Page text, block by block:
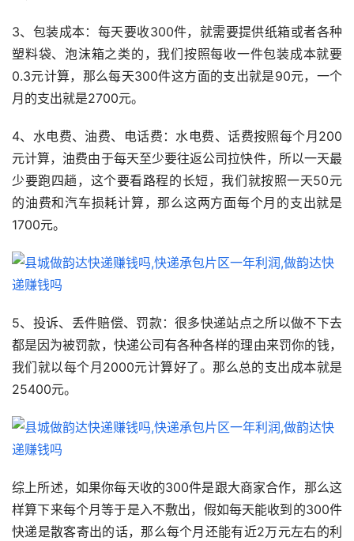
3、包装成本：每天要收300件，就需要提供纸箱或者各种
塑料袋、泡沫箱之类的，我们按照每收一件包装成本就要
0.3元计算，那么每天300件这方面的支出就是90元，一个
月的支出就是2700元。
4、水电费、油费、电话费：水电费、话费按照每个月200
元计算，油费由于每天至少要往返公司拉快件，所以一天最
少要跑四趟，这个要看路程的长短，我们就按照一天50元
的油费和汽车损耗计算，那么这两方面每个月的支出就是
1700元。
5、投诉、丢件赔偿、罚款：很多快递站点之所以做不下去
都是因为被罚款，快递公司有各种各样的理由来罚你的钱，
我们就以每个月2000元计算好了。那么总的支出成本就是
25400元。
综上所述，如果你每天收的300件是跟大商家合作，那么这
样算下来每个月等于是入不敷出，假如每天能收到的300件
快递是散客寄出的话，那么每个月还能有近2万元左右的利